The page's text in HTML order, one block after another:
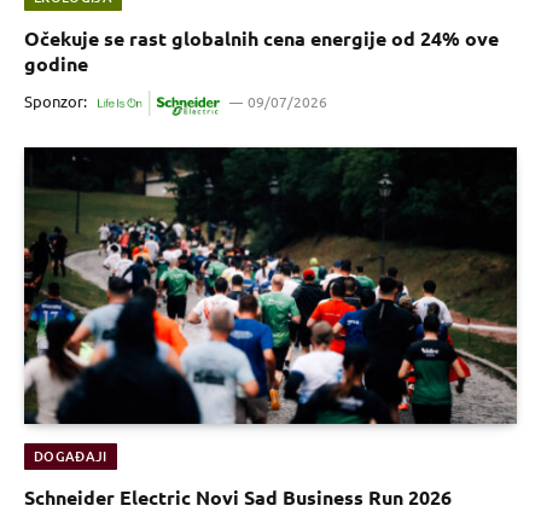
Očekuje se rast globalnih cena energije od 24% ove
godine
Sponzor: 09/07/2026
DOGAĐAJI
Schneider Electric Novi Sad Business Run 2026